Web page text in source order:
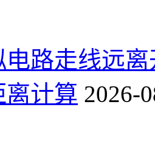
电路走线远
离计算 2026-